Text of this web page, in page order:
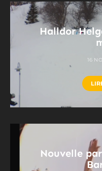
Halldor
16
Nouvelle